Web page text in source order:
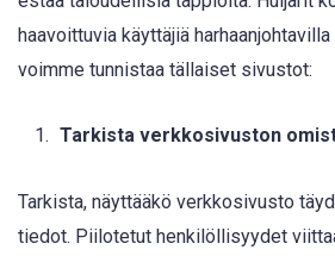
haavoittuvia käyttäjiä
voimme tunnistaa tällaiset sivustot:
Tarkista verkkosivuston
Tarkista, näyttääkö verkkosivusto
tiedot. Piilotetut henkilöllisyydet